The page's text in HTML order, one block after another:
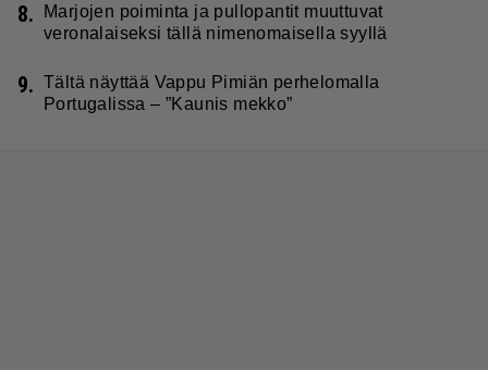
8.
Marjojen poiminta ja pullopantit muuttuvat
veronalaiseksi tällä nimenomaisella syyllä
9. Tältä näyttää Vappu Pimiän perhelomalla
Portugalissa – ”Kaunis mekko”